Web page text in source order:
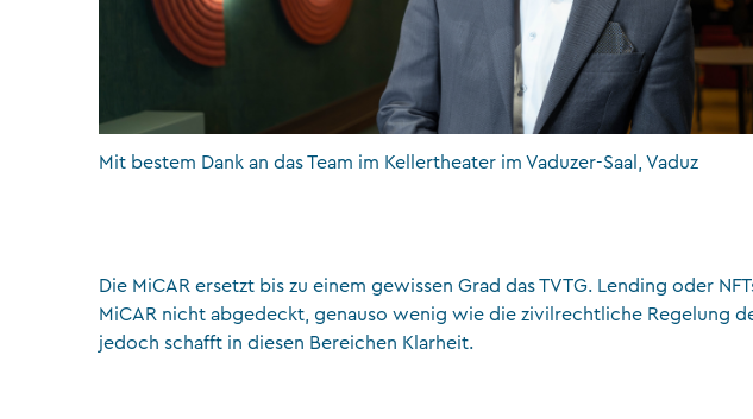
VT-Dienstleistungen
Versicherungsvermittler
CFA Society Liechtenstein
Mit bestem Dank an das Team im Kellertheater im Vaduzer-Saal, Vaduz
Die MiCAR ersetzt bis zu einem gewissen Grad das TVTG. Lending oder
MiCAR nicht abgedeckt, genauso wenig wie die zivilrechtliche Regelung
jedoch schafft in diesen Bereichen Klarheit.